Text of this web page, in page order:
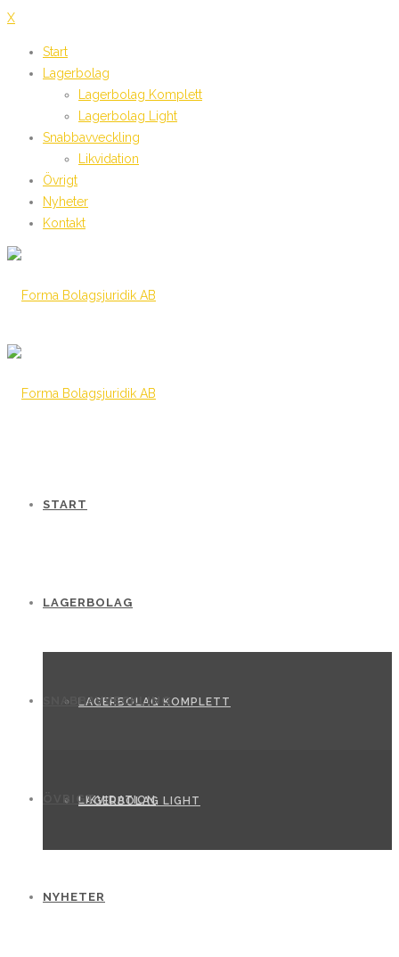
X
Start
Lagerbolag
Lagerbolag Komplett
Lagerbolag Light
Snabbavveckling
Likvidation
Övrigt
Nyheter
Kontakt
START
LAGERBOLAG
LAGERBOLAG KOMPLETT
LAGERBOLAG LIGHT
SNABBAVVECKLING
LIKVIDATION
ÖVRIGT
NYHETER